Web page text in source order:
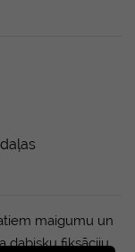
maigumu un
dabisku fiksāciju